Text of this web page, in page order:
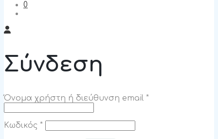
0
Σύνδεση
Όνομα χρήστη ή διεύθυνση email *Απαιτείται
Κωδικός *Απαιτείται